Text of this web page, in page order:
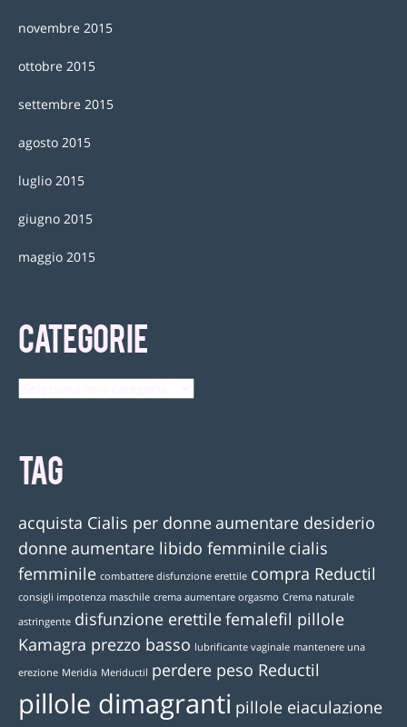
novembre 2015
ottobre 2015
settembre 2015
agosto 2015
luglio 2015
giugno 2015
maggio 2015
CATEGORIE
TAG
acquista Cialis per donneaumentare desiderio
donneaumentare libido femminile cialis
femminile combattere disfunzione erettile compra Reductil
consigli impotenza maschile crema aumentare orgasmo Crema naturale
astringente disfunzione erettilefemalefil pillole
Kamagra prezzo basso lubrificante vaginale mantenere una
erezione Meridia Meriductil perdere peso Reductil
pillole dimagranti pillole eiaculazione